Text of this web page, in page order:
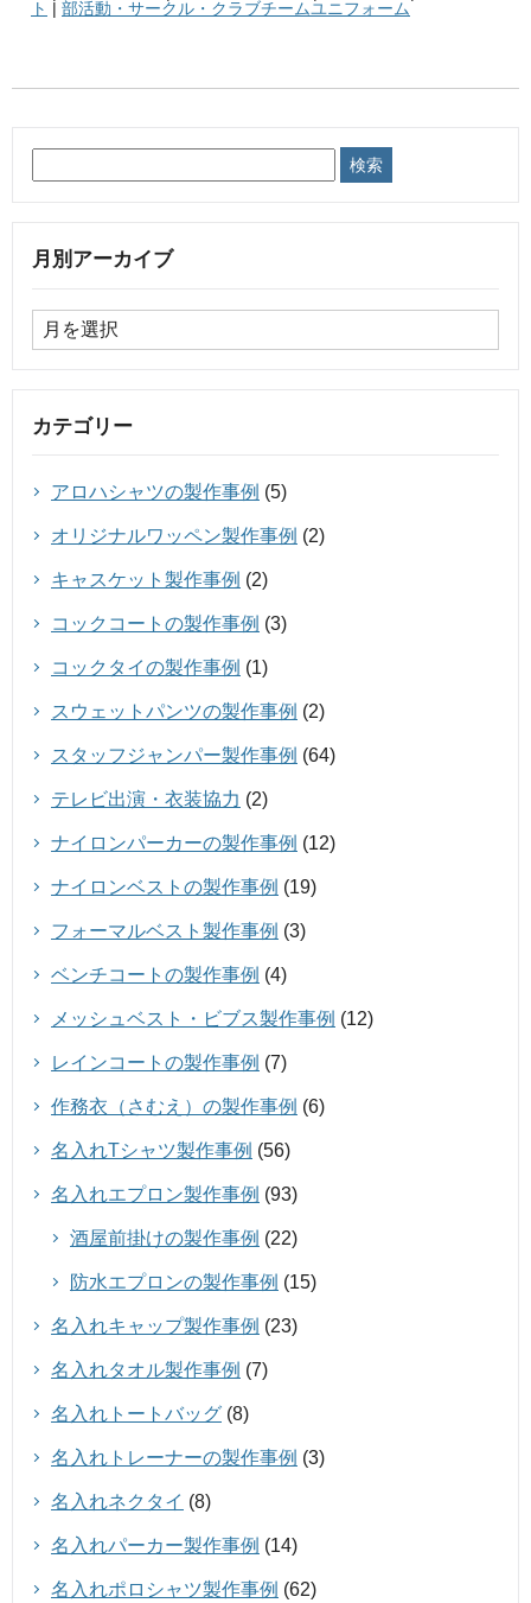
ト | 部活動・サークル・クラブチームユニフォーム
月別アーカイブ
カテゴリー
アロハシャツの製作事例 (5)
オリジナルワッペン製作事例 (2)
キャスケット製作事例 (2)
コックコートの製作事例 (3)
コックタイの製作事例 (1)
スウェットパンツの製作事例 (2)
スタッフジャンパー製作事例 (64)
テレビ出演・衣装協力 (2)
ナイロンパーカーの製作事例 (12)
ナイロンベストの製作事例 (19)
フォーマルベスト製作事例 (3)
ベンチコートの製作事例 (4)
メッシュベスト・ビブス製作事例 (12)
レインコートの製作事例 (7)
作務衣（さむえ）の製作事例 (6)
名入れTシャツ製作事例 (56)
名入れエプロン製作事例 (93)
酒屋前掛けの製作事例 (22)
防水エプロンの製作事例 (15)
名入れキャップ製作事例 (23)
名入れタオル製作事例 (7)
名入れトートバッグ (8)
名入れトレーナーの製作事例 (3)
名入れネクタイ (8)
名入れパーカー製作事例 (14)
名入れポロシャツ製作事例 (62)